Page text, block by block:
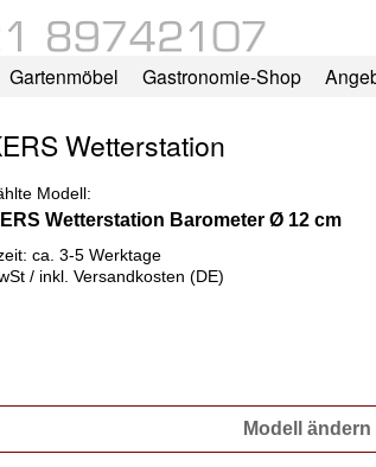
Gartenmöbel Gastronomie-Shop
Wetterstation
Modell:
Wetterstation Barometer Ø 12 cm
ca. 3-5 Werktage
/ inkl. Versandkosten (DE)
Modell ändern